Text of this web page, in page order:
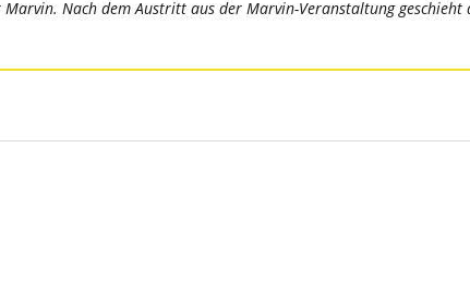
Nach dem Austritt aus der Marvin-Veranstaltung geschieht